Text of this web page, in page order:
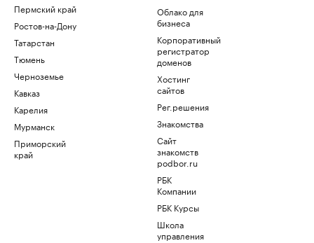
Пермский край
Ростов-на-Дону
Татарстан
Тюмень
Черноземье
Кавказ
Карелия
Мурманск
Приморский
край
Облако для
бизнеса
Корпоративный
регистратор
доменов
Хостинг
сайтов
Рег.решения
Знакомства
Сайт
знакомств
podbor.ru
РБК
Компании
РБК Курсы
Школа
управления